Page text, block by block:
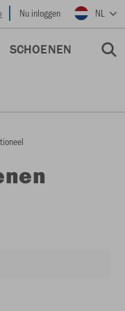
Nu inloggen NL
SCHOENEN